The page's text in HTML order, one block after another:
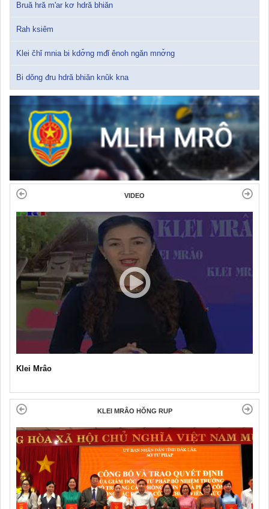
Bruă hră m'ar kơ hdră bhiăn
Rah ksiêm
Klei čhǐ mnia bi kdơ̌ng mđǐ ênoh ngăn mnơ̌ng
Bi dǒng đru hdră bhiăn knǔk kna
VIDEO
Klei Mrâo
KLEI MRÂO HǑNG RUP